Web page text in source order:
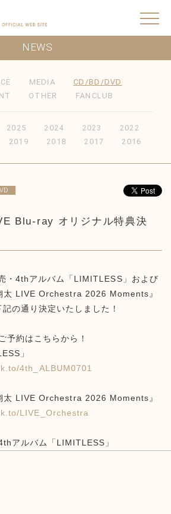
NEWS
MEDIA
CD/BD/DVD
OTHER FANCLUB
2025 2024 2023
2022
2019 2018 2017 2016
Blu-ray オリジナル特典決
・4thアルバム「LIMITLESS」および
LIVE Orchestra 2026 Moments』
の通り決定いたしました！
予約はこちらから！
」
4th_ALBUM0701
LIVE Orchestra 2026 Moments』
LIVE_Orchestra
アルバム「LIMITLESS」